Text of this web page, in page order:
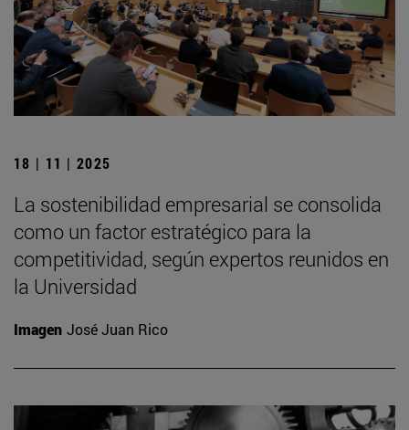
18 | 11 | 2025
La sostenibilidad empresarial se consolida
como un factor estratégico para la
competitividad, según expertos reunidos en
la Universidad
Imagen José Juan Rico